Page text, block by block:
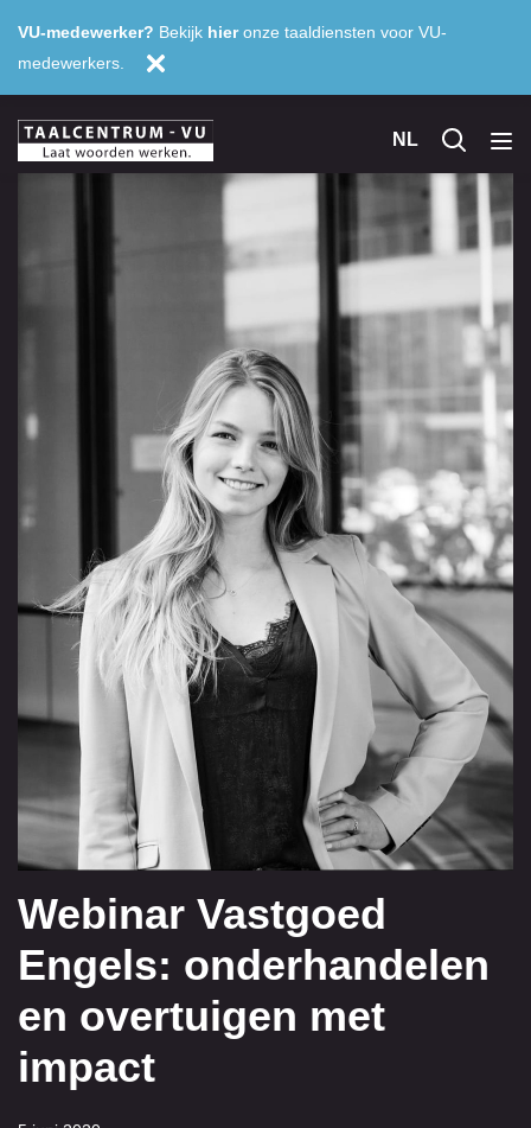
VU-medewerker? Bekijk hieronze taaldiensten voor VU-
medewerkers.
NL
Webinar Vastgoed
Engels: onderhandelen
en overtuigen met
impact